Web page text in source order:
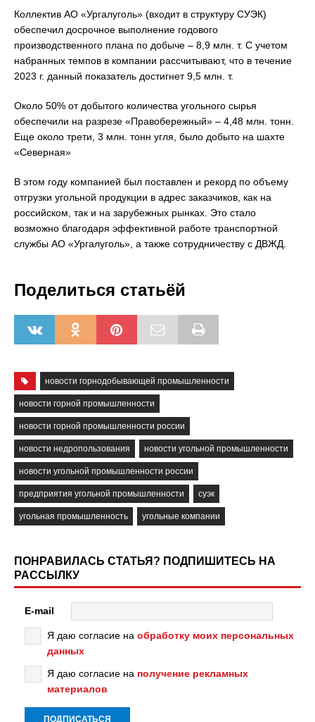
Коллектив АО «Ургалуголь» (входит в структуру СУЭК)
обеспечил досрочное выполнение годового
производственного плана по добыче – 8,9 млн. т. С учетом
набранных темпов в компании рассчитывают, что в течение
2023 г. данный показатель достигнет 9,5 млн. т.
Около 50% от добытого количества угольного сырья
обеспечили на разрезе «Правобережный» – 4,48 млн. тонн.
Еще около трети, 3 млн. тонн угля, было добыто на шахте
«Северная»
В этом году компанией был поставлен и рекорд по объему
отгрузки угольной продукции в адрес заказчиков, как на
российском, так и на зарубежных рынках. Это стало
возможно благодаря эффективной работе транспортной
службы АО «Ургалуголь», а также сотрудничеству с ДВЖД.
Поделиться статьёй
новости горнодобывающей промышленности
новости горной промышленности
новости горной промышленности россии
новости недропользования новости угольной промышленности
новости угольной промышленности россии
предприятия угольной промышленности суэк
угольная промышленность угольные компании
ПОНРАВИЛАСЬ СТАТЬЯ? ПОДПИШИТЕСЬ НА
РАССЫЛКУ
E-mail
Я даю согласие на обработку моих персональных
данных
Я даю согласие на получение рекламных
материалов